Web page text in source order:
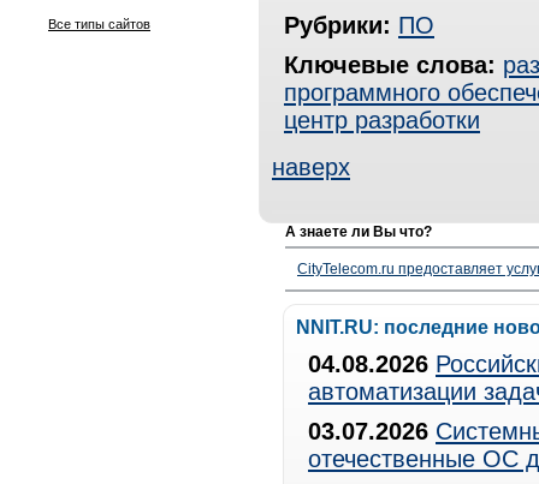
Все типы сайтов
Рубрики: ПО
Ключевые слова:
программного
центр разработки
наверх
А знаете ли Вы что?
CityTelecom.ru предоставляет
NNIT.RU: последние
04.08.2026
автоматизации
03.07.2026
отечественные ОС